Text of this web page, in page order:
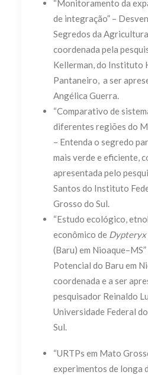
“Monitoramento da
de integração” –
Segredos da
coordenada pela
Kellerman, do Instituto
Pantaneiro, a ser
Angélica Guerra.
“Comparativo de
diferentes regiões do
– Entenda o segredo
mais verde e eficiente,
apresentada pelo
Santos do Instituto
Grosso do Sul.
“Estudo ecológico,
econômico de Dypteryx
(Baru) em
Potencial do Baru em
coordenada e a ser
pesquisador Reinaldo
Universidade Federal
Sul.
“URTPs em Mato
experimentos de longa